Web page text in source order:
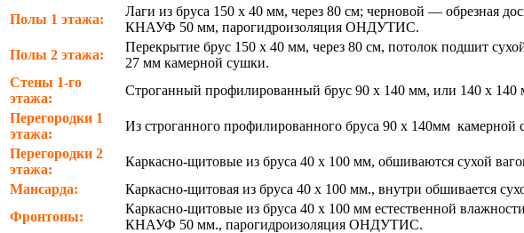
Полы 1 этажа:
Лаги из бруса 150 х 40 мм, через 80 см; черновой — обрезная
КНАУФ 50 мм, парогидроизоляция ОНДУТИС.
Полы 2 этажа:
Перекрытие брус 150 х 40 мм, через 80 см, потолок подшит
27 мм камерной сушки.
Стены 1-го
этажа:
Строганный профилированный брус 90 х 140 мм, или 140 х 140
Перегородки 1
этажа:
Из строганного профилированного бруса 90 х 140мм камерной
Перегородки 2
этажа:
Каркасно-щитовые из бруса 40 х 100 мм, обшиваются сухой
Мансарда:
Каркасно-щитовая из бруса 40 х 100 мм., внутри обшивается
Фронтоны:
Каркасно-щитовые из бруса 40 х 100 мм естественной
КНАУФ 50 мм., парогидроизоляция ОНДУТИС.